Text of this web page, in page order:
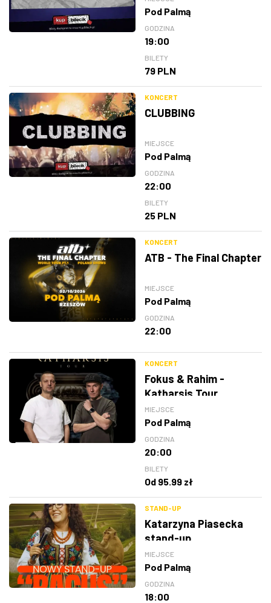
Pod Palmą
GODZINA
19:00
BILETY
79 PLN
KONCERT
CLUBBING
MIEJSCE
Pod Palmą
GODZINA
22:00
BILETY
25 PLN
KONCERT
ATB - The Final Chapter
MIEJSCE
Pod Palmą
GODZINA
22:00
KONCERT
Fokus & Rahim -
Katharsis Tour
MIEJSCE
Pod Palmą
GODZINA
20:00
BILETY
Od 95.99 zł
STAND-UP
Katarzyna Piasecka
stand-up
MIEJSCE
Pod Palmą
GODZINA
18:00